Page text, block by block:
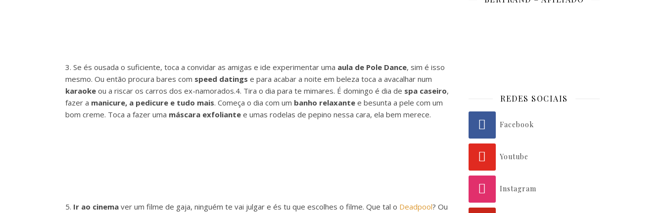
3. Se és ousada o suficiente, toca a convidar as amigas e ide experimentar uma aula de Pole Dance, sim é isso
mesmo. Ou então procura bares com speed datings e para acabar a noite em beleza toca a avacalhar num
karaoke ou a riscar os carros dos ex-namorados.4. Tira o dia para te mimares. É domingo é dia de spa caseiro,
fazer a manicure, a pedicure e tudo mais. Começa o dia com um banho relaxante e besunta a pele com um
bom creme. Toca a fazer uma máscara exfoliante e umas rodelas de pepino nessa cara, ela bem merece.
5. Ir ao cinema ver um filme de gaja, ninguém te vai julgar e és tu que escolhes o filme. Que tal o Deadpool? Ou
REDES SOCIAIS
Facebook
Youtube
Instagram